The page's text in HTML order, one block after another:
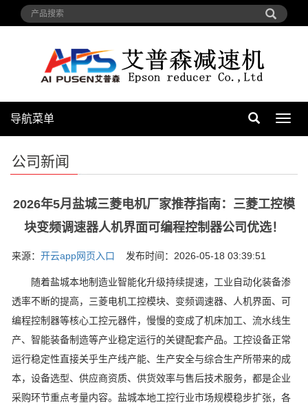
导
导航菜单
公司新闻
2026年5月盐城三菱电机厂家推荐指南：三菱工控模
块变频调速器人机界面可编程控制器公司优选！
来源： 开云app网页入口 发布时间：2026-05-18 03:39:51
随着盐城本地制造业智能化升级持续提速，工业自动化装备渗
透率不断的提高，三菱电机工控模块、变频调速器、人机界面、可
编程控制器等核心工控元器件，慢慢的变成了机床加工、流水线生
产、智能装备制造等产业稳定运行的关键配套产品。工控设备正常
运行稳定性直接关乎生产线产能、生产安全与综合生产所带来的成
本，设备选型、供应商资质、供货效率与售后技术服务，都是企业
采购环节重点考量内容。盐城本地工控行业市场规模稳步扩张，各